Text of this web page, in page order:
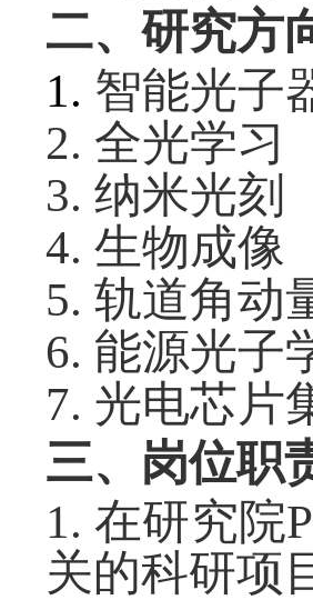
二、研究方
1. 智能光子
2. 全光学习
3. 纳米光刻
4. 生物成像
5. 轨道角动
6. 能源光子
7. 光电芯片
三、岗位职
1. 在研究院
关的科研项